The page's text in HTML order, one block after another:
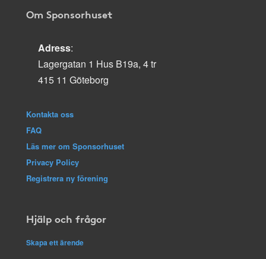
Om Sponsorhuset
Adress:
Lagergatan 1 Hus B19a, 4 tr
415 11 Göteborg
Kontakta oss
FAQ
Läs mer om Sponsorhuset
Privacy Policy
Registrera ny förening
Hjälp och frågor
Skapa ett ärende